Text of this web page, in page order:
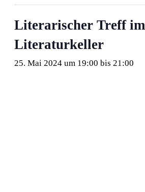
Literarischer Treff im
Literaturkeller
25. Mai 2024 um 19:00 bis 21:00